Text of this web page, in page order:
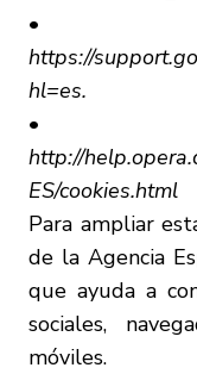
•
https://
hl=es.
•
http://
ES/cookies.html
Para ampliar
de la Agencia
que ayuda a
sociales,
móviles.